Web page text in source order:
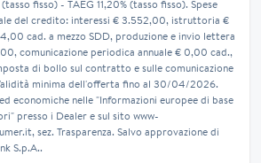
fisso) - TAEG 11,20% (tasso fisso). Spese
del credito: interessi € 3.552,00, istruttoria €
cad. a mezzo SDD, produzione e invio lettera
comunicazione periodica annuale € 0,00 cad.,
di bollo sul contratto e sulle comunicazione
minima dell'offerta fino al 30/04/2026.
economiche nelle "Informazioni europee di base
presso i Dealer e sul sito www-
sez. Trasparenza. Salvo approvazione di
S.p.A..